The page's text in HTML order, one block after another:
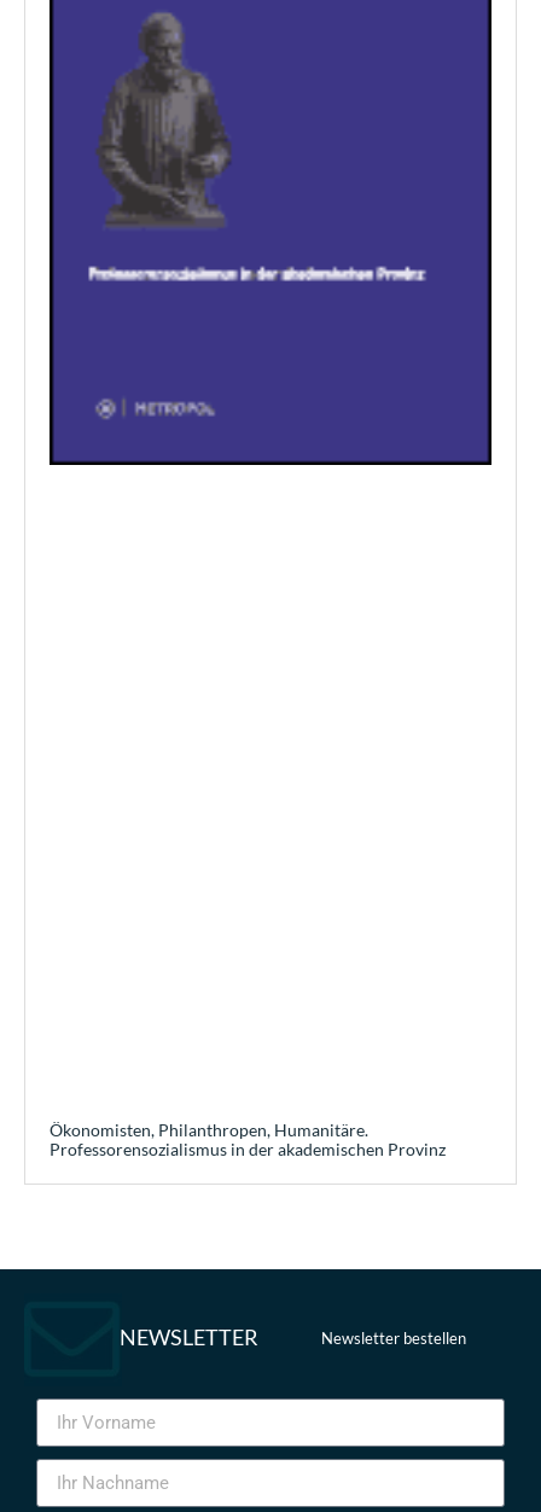
Ökonomisten, Philanthropen, Humanitäre.
Professorensozialismus in der akademischen Provinz
NEWSLETTER Newsletter bestellen